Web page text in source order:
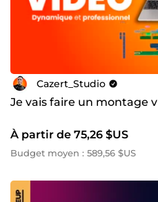
Cazert_Studio
Je vais faire un montage
À partir de 75,26 $US
Budget moyen : 589,56 $US